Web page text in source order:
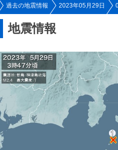
過去の地震情報 2023年05月29日
地震情報